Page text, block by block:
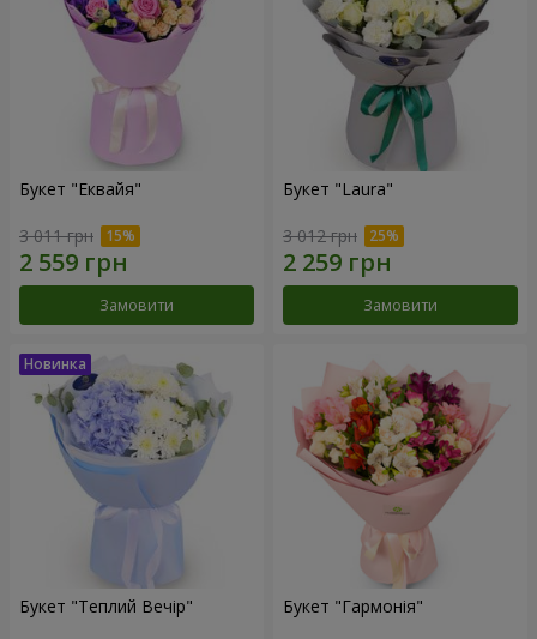
Букет "Еквайя"
3 011 грн
Замовити
Букет "Laura"
3 012 грн
Замовити
Букет "Теплий Вечір" Букет "Гармонія"